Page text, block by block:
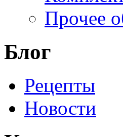
Прочее
Блог
Рецепты
Новости